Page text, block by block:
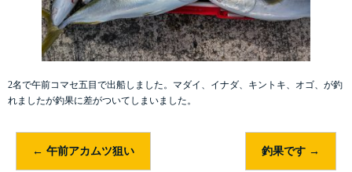
2名で午前コマセ五目で出船しました。マダイ、イナダ、キントキ、オゴ、が釣
れましたが釣果に差がついてしまいました。
← 午前アカムツ狙い 釣果です →